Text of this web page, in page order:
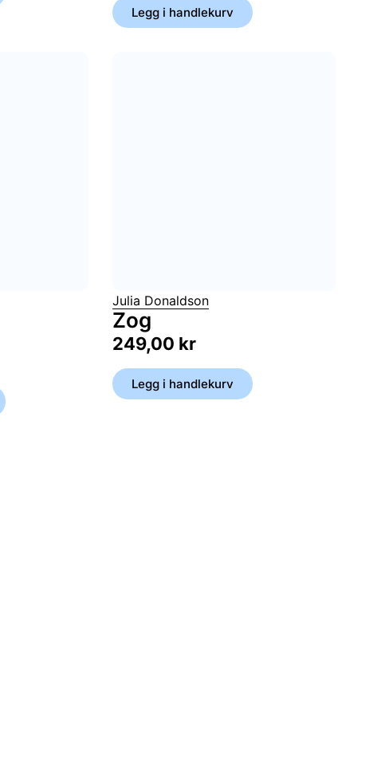
Legg i handlekurv
Julia Donaldson
Zog
249,00 kr
Legg i handlekurv